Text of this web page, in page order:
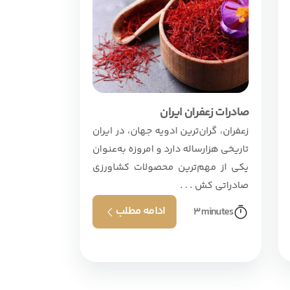
صادرات زعفران ایران
زعفران، گران‌ترین ادویه جهان، در ایران
تاریخی هزارساله دارد و امروزه به‌عنوان
یکی از مهم‌ترین محصولات کشاورزی
صادراتی کش . . .
3minutes ادامه مطلب